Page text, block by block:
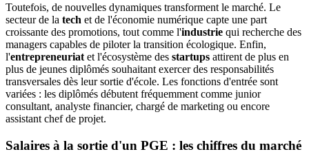
Toutefois, de nouvelles dynamiques transforment le marché. Le
secteur de la tech et de l'économie numérique capte une part
croissante des promotions, tout comme l'industrie qui recherche des
managers capables de piloter la transition écologique. Enfin,
l'entrepreneuriat et l'écosystème des startups attirent de plus en
plus de jeunes diplômés souhaitant exercer des responsabilités
transversales dès leur sortie d'école. Les fonctions d'entrée sont
variées : les diplômés débutent fréquemment comme junior
consultant, analyste financier, chargé de marketing ou encore
assistant chef de projet.
Salaires à la sortie d'un PGE : les chiffres du marché